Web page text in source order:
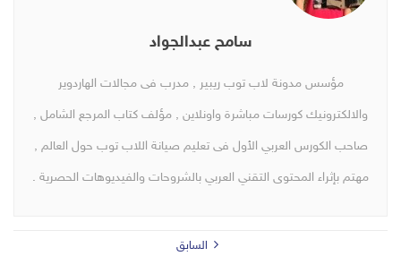
سامح عبدالجواد
مؤسس مدونة لاب توب ريبير , مدرب فى مجالات الهاردوير
والالكترونيك كورسات مباشرة واونلاين , مؤلف كتاب المرجع الشامل ,
صاحب الكورس العربي الأول فى تعليم صيانة اللاب توب حول العالم ,
مهتم بإثراء المحتوى التقني العربي بالشروحات والفيديوهات الحصرية .
السابق